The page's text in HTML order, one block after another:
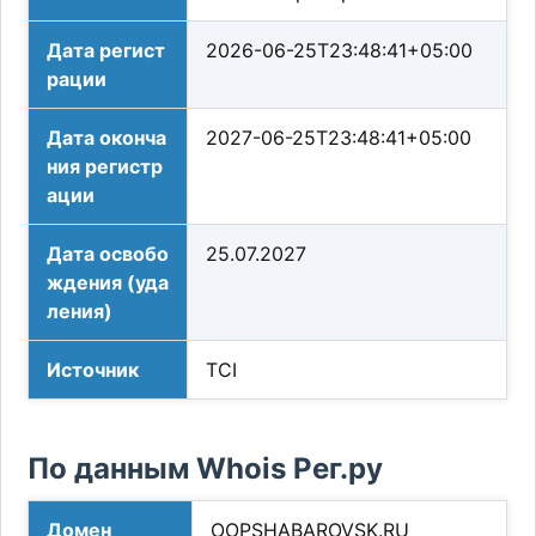
Дата регист
рации
2026-06-25T23:48:41+05:00
Дата оконча
ния регистр
ации
2027-06-25T23:48:41+05:00
Дата освобо
ждения (уда
ления)
25.07.2027
Источник TCI
По данным Whois Рег.ру
Домен OOPSHABAROVSK.RU